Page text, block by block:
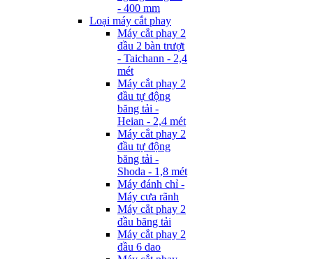
- 400 mm
Loại máy cắt phay
Máy cắt phay 2
đầu 2 bàn trượt
- Taichann - 2,4
mét
Máy cắt phay 2
đầu tự động
băng tải -
Heian - 2,4 mét
Máy cắt phay 2
đầu tự động
băng tải -
Shoda - 1,8 mét
Máy đánh chỉ -
Máy cưa rãnh
Máy cắt phay 2
đầu băng tải
Máy cắt phay 2
đầu 6 dao